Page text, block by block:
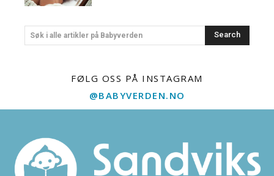
Søk i alle artikler på Babyverden Search
FØLG OSS PÅ INSTAGRAM
@BABYVERDEN.NO